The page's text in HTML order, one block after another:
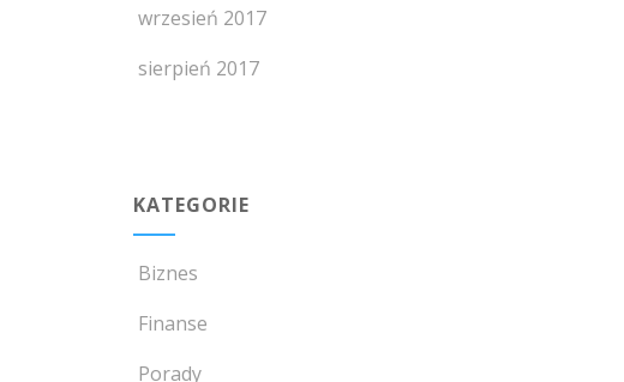
wrzesień 2017
sierpień 2017
KATEGORIE
Biznes
Finanse
Porady